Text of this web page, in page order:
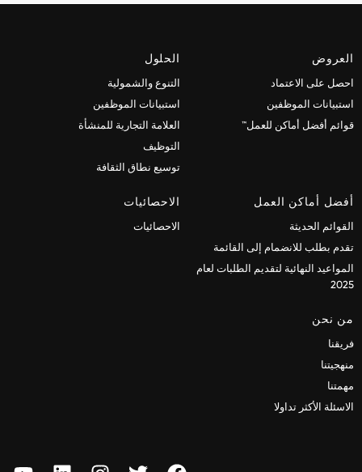
العروض
احصل على الاعتماد
استبيانات الموظفين
قوائم أفضل أماكن للعمل™
الحلول
التنوع والشمولية
استبيانات الموظفين
العلامة التجارية للمنشأة
التوظيف
توسيع نطاق الثقافة
أفضل أماكن العمل
القوائم الحديثة
تقدم بطلب للانضمام إلى القائمة
المواعيد النهائية لتقديم الطلبات لعام
2025
الاحصائيات
الاحصائيات
من نحن
فريقنا
منهجيتنا
مهمتنا
الاسئلة الأكثر تداولا